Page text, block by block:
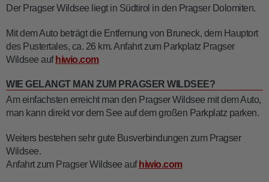
Der Pragser Wildsee liegt in Südtirol in den Pragser Dolomiten.
Mit dem Auto beträgt die Entfernung von Bruneck, dem Hauptort
des Pustertales, ca. 26 km. Anfahrt zum Parkplatz Pragser
Wildsee auf hiwio.com
WIE GELANGT MAN ZUM PRAGSER WILDSEE?
Am einfachsten erreicht man den Pragser Wildsee mit dem Auto,
man kann direkt vor dem See auf dem großen Parkplatz parken.
Weiters bestehen sehr gute Busverbindungen zum Pragser
Wildsee.
Anfahrt zum Pragser Wildsee auf hiwio.com